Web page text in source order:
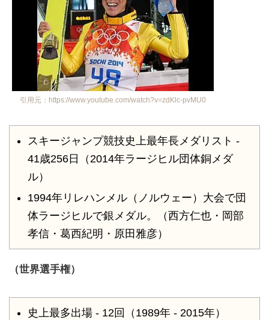
引用元：https://www.youtube.com/watch?v=zdKlc-pvMU0
スキージャンプ競技史上最年長メダリスト -
41歳256日（2014年ラージヒル団体銅メダ
ル）
1994年リレハンメル（ノルウェー）大会で団
体ラージヒルで銀メダル。（西方仁也・岡部
孝信・葛西紀明・原田雅彦）
（世界選手権）
史上最多出場 - 12回（1989年 - 2015年）